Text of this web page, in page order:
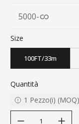
5000-
Size
100FT/33m
Quantità
1 Pezzo(i) (MOQ)